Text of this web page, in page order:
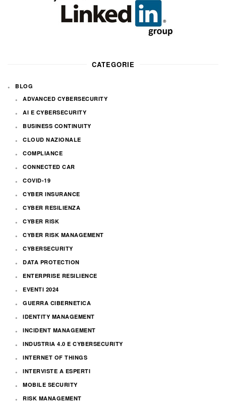
CATEGORIE
BLOG
ADVANCED CYBERSECURITY
AI E CYBERSECURITY
BUSINESS CONTINUITY
CLOUD NAZIONALE
COMPLIANCE
CONNECTED CAR
COVID-19
CYBER INSURANCE
CYBER RESILIENZA
CYBER RISK
CYBER RISK MANAGEMENT
CYBERSECURITY
DATA PROTECTION
ENTERPRISE RESILIENCE
EVENTI 2024
GUERRA CIBERNETICA
IDENTITY MANAGEMENT
INCIDENT MANAGEMENT
INDUSTRIA 4.0 E CYBERSECURITY
INTERNET OF THINGS
INTERVISTE A ESPERTI
MOBILE SECURITY
RISK MANAGEMENT